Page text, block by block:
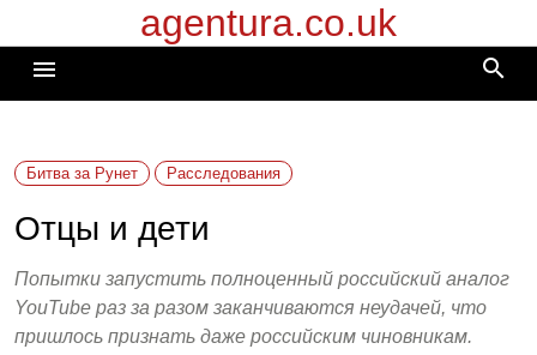
к
содержимому
agentura.co.uk
menu search
Битва за Рунет Расследования
Отцы и дети
Попытки запустить полноценный российский аналог
YouTube раз за разом заканчиваются неудачей, что
пришлось признать даже российским чиновникам.